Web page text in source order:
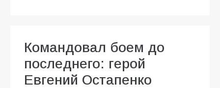
Командовал боем до
последнего: герой
Евгений Остапенко